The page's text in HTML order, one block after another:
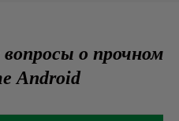
о прочном
Android